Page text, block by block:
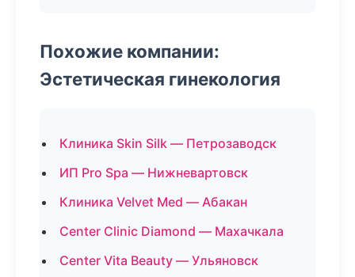
Похожие компании:
Эстетическая гинекология
Клиника Skin Silk — Петрозаводск
ИП Pro Spa — Нижневартовск
Клиника Velvet Med — Абакан
Center Clinic Diamond — Махачкала
Center Vita Beauty — Ульяновск